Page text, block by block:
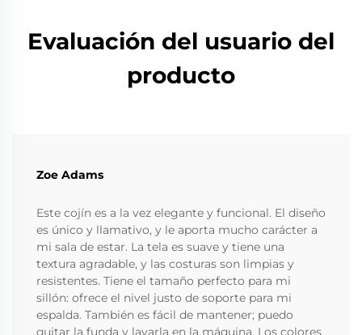
Evaluación del usuario del
producto
Zoe Adams
Este cojín es a la vez elegante y funcional. El diseño
es único y llamativo, y le aporta mucho carácter a
mi sala de estar. La tela es suave y tiene una
textura agradable, y las costuras son limpias y
resistentes. Tiene el tamaño perfecto para mi
sillón: ofrece el nivel justo de soporte para mi
espalda. También es fácil de mantener; puedo
quitar la funda y lavarla en la máquina. Los colores